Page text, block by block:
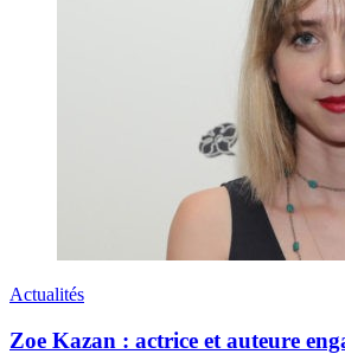
Actualités
Zoe Kazan : actrice et auteure